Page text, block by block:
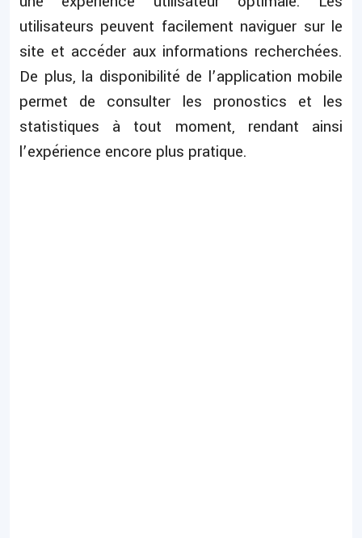
utilisateurs peuvent facilement naviguer sur le
site et accéder aux informations recherchées.
De plus, la disponibilité de l’application mobile
permet de consulter les pronostics et les
statistiques à tout moment, rendant ainsi
l’expérience encore plus pratique.